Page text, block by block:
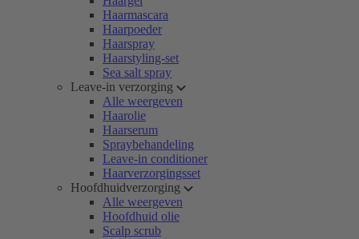
Haarmascara
Haarpoeder
Haarspray
Haarstyling-set
Sea salt spray
Leave-in verzorging
Alle weergeven
Haarolie
Haarserum
Spraybehandeling
Leave-in conditioner
Haarverzorgingsset
Hoofdhuidverzorging
Alle weergeven
Hoofdhuid olie
Scalp scrub